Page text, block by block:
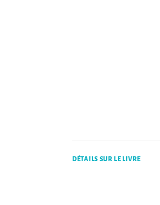
DÉTAILS SUR LE LIVRE